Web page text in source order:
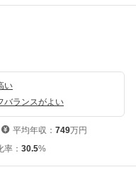
い
バランスがよい
平均年収： 749万円
： 30.5%